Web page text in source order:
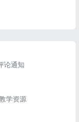
论通知
学资源